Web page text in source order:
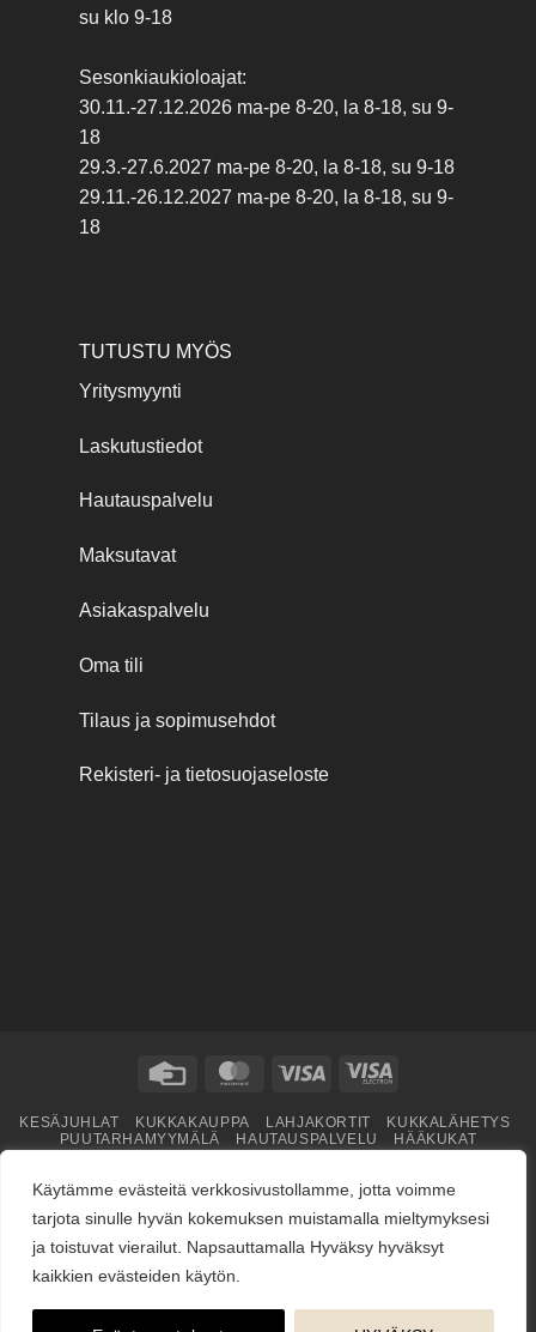
Käytämme evästeitä verkkosivustollamme, jotta voimme
tarjota sinulle hyvän kokemuksen muistamalla mieltymyksesi
ja toistuvat vierailut. Napsauttamalla Hyväksy hyväksyt
kaikkien evästeiden käytön.
su klo 9-18
Sesonkiaukioloajat:
30.11.-27.12.2026 ma-pe 8-20, la 8-18, su 9-
18
29.3.-27.6.2027 ma-pe 8-20, la 8-18, su 9-18
29.11.-26.12.2027 ma-pe 8-20, la 8-18, su 9-
18
TUTUSTU MYÖS
Yritysmyynti
Laskutustiedot
Hautauspalvelu
Maksutavat
Asiakaspalvelu
Oma tili
Tilaus ja sopimusehdot
Rekisteri- ja tietosuojaseloste
Credit
MasterCardVisa
Visa
KESÄJUHLAT KUKKAKAUPPA LAHJAKORTIT
KUKKALÄHETYS
PUUTARHAMYYMÄLÄ
HAUTAUSPALVELU
HÄÄKUKAT
KUKKAKOULU
YRITYSMYYNTI BLOGI ME
Copyright © 2026jarvenpaankukkatalo.fi